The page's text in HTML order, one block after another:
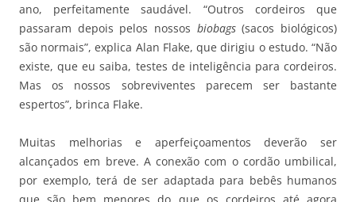
ano, perfeitamente saudável. “Outros cordeiros que
passaram depois pelos nossos biobags(sacos biológicos)
são normais”, explica Alan Flake, que dirigiu o estudo. “Não
existe, que eu saiba, testes de inteligência para cordeiros.
Mas os nossos sobreviventes parecem ser bastante
espertos”, brinca Flake.
Muitas melhorias e aperfeiçoamentos deverão ser
alcançados em breve. A conexão com o cordão umbilical,
por exemplo, terá de ser adaptada para bebês humanos